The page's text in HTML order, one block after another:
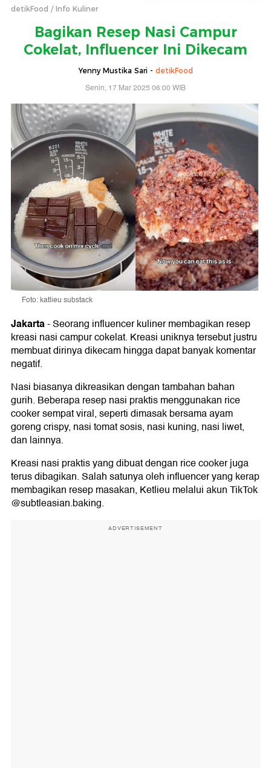
detikFood Info Kuliner
Bagikan Resep Nasi Campur
Cokelat, Influencer Ini Dikecam
Yenny Mustika Sari - detikFood
Senin, 17 Mar 2025 06:00 WIB
Foto: katlieu substack
Jakarta-Seorang influencer kuliner membagikan resep
kreasi nasi campur cokelat. Kreasi uniknya tersebut justru
membuat dirinya dikecam hingga dapat banyak komentar
negatif.
Nasi biasanya dikreasikan dengan tambahan bahan
gurih. Beberapa resep nasi praktis menggunakan rice
cooker sempat viral, seperti dimasak bersama ayam
goreng crispy, nasi tomat sosis, nasi kuning, nasi liwet,
dan lainnya.
Kreasi nasi praktis yang dibuat dengan rice cooker juga
terus dibagikan. Salah satunya oleh influencer yang kerap
membagikan resep masakan, Ketlieu melalui akun TikTok
@subtleasian.baking.
ADVERTISEMENT